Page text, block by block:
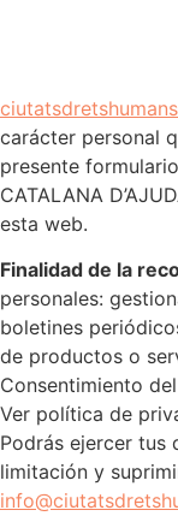
carácter personal
presente
CATALANA
esta web.
Finalidad de la
personales:
boletines
de productos o
Consentimiento
Ver política de
Podrás ejercer tus
limitación y